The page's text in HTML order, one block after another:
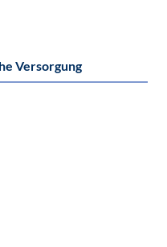
Versorgung